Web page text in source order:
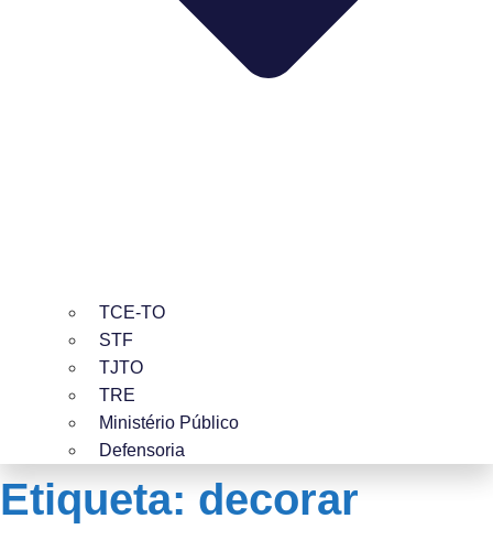
TCE-TO
STF
TJTO
TRE
Ministério Público
Defensoria
Etiqueta: decorar